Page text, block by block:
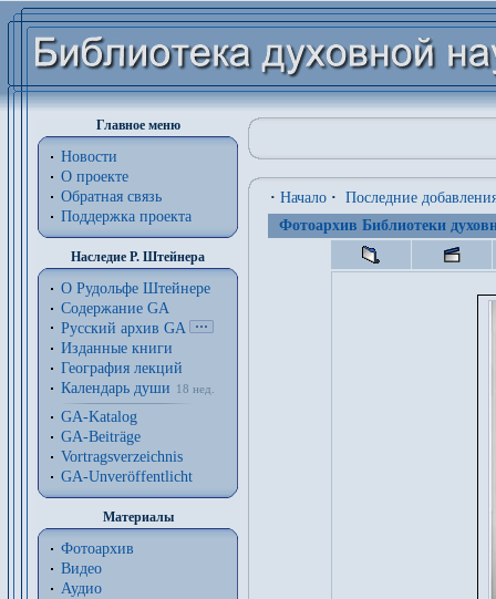
Главное меню
Новости
О проекте
Обратная связь
Поддержка проекта
Наследие Р. Штейнера
О Рудольфе Штейнере
Содержание GA
Русский архив GA
Изданные книги
География лекций
Календарь души
18 нед.
GA-Katalog
GA-Beiträge
Vortragsverzeichnis
GA-Unveröffentlicht
Материалы
Фотоархив
Видео
Аудио
· Начало · Последние
Фотоархив Библиотеки